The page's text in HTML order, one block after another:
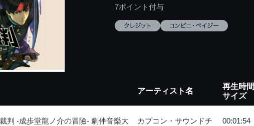
7ポイント付与
アーティスト名
再生時間
サイズ
判 -成歩堂龍ノ介の冒險- 劇伴音樂大
カプコン・サウンドチ
00:01:54